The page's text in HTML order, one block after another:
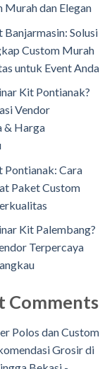
Murah dan Elegan
Banjarmasin: Solusi
Custom Murah
untuk Event Anda
Kit Pontianak?
Vendor
& Harga
Pontianak: Cara
Paket Custom
Kit Palembang?
Terpercaya
Comments
Polos dan Custom
Grosir di